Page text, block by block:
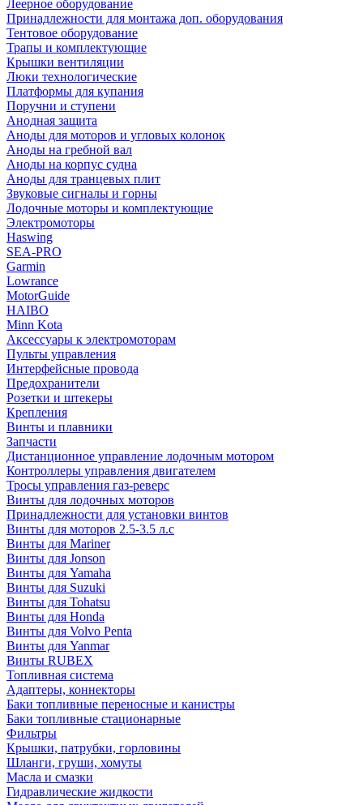
Леерное оборудование
Принадлежности для монтажа доп. оборудования
Тентовое оборудование
Трапы и комплектующие
Крышки вентиляции
Люки технологические
Платформы для купания
Поручни и ступени
Анодная защита
Аноды для моторов и угловых колонок
Аноды на гребной вал
Аноды на корпус судна
Аноды для транцевых плит
Звуковые сигналы и горны
Лодочные моторы и комплектующие
Электромоторы
Haswing
SEA-PRO
Garmin
Lowrance
MotorGuide
HAIBO
Minn Kota
Аксессуары к электромоторам
Пульты управления
Интерфейсные провода
Предохранители
Розетки и штекеры
Крепления
Винты и плавники
Запчасти
Дистанционное управление лодочным мотором
Контроллеры управления двигателем
Тросы управления газ-реверс
Винты для лодочных моторов
Принадлежности для установки винтов
Винты для моторов 2.5-3.5 л.с
Винты для Mariner
Винты для Jonson
Винты для Yamaha
Винты для Suzuki
Винты для Tohatsu
Винты для Honda
Винты для Volvo Penta
Винты для Yanmar
Винты RUBEX
Топливная система
Адаптеры, коннекторы
Баки топливные переносные и канистры
Баки топливные стационарные
Фильтры
Крышки, патрубки, горловины
Шланги, груши, хомуты
Масла и смазки
Гидравлические жидкости